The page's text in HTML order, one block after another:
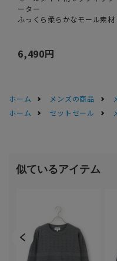
ーター
ふっくら柔らかなモール素材
6,490円
ホーム メンズの商品
ホーム
セットセール